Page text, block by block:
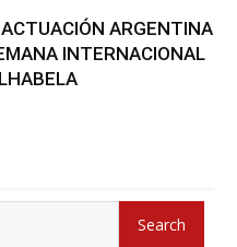
ARGENTINA
INTERNACIONAL
Search